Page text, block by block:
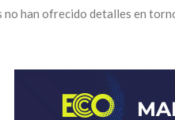
han ofrecido detalles en